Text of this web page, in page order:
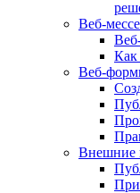
Веб-
Как
Веб-
Внешние